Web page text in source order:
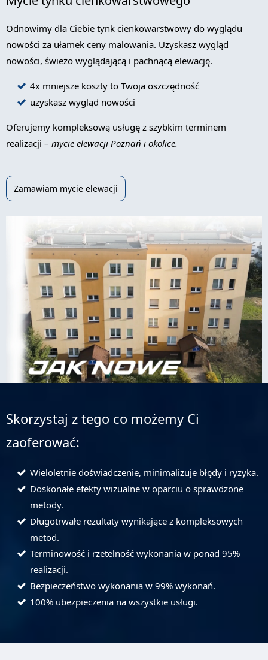
Odnowimy dla Ciebie tynk cienkowarstwowy do wyglądu
nowości za ułamek ceny malowania. Uzyskasz wygląd
nowości, świeżo wyglądającą i pachnącą elewację.
4x mniejsze koszty to Twoja oszczędność
uzyskasz wygląd nowości
Oferujemy kompleksową usługę z szybkim terminem
realizacji – mycie elewacji Poznań i okolice.
Zamawiam mycie elewacji
Skorzystaj z tego co możemy Ci
zaoferować:
Wieloletnie doświadczenie, minimalizuje błędy i ryzyka.
Doskonałe efekty wizualne w oparciu o sprawdzone
metody.
Długotrwałe rezultaty wynikające z kompleksowych
metod.
Terminowość i rzetelność wykonania w ponad 95%
realizacji.
Bezpieczeństwo wykonania w 99% wykonań.
100% ubezpieczenia na wszystkie usługi.